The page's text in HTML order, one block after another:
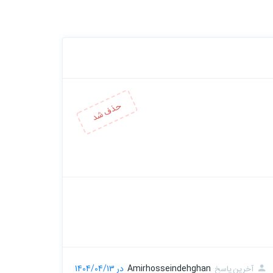
آخرین پاسخ Amirhosseindehghan در 1404/04/13